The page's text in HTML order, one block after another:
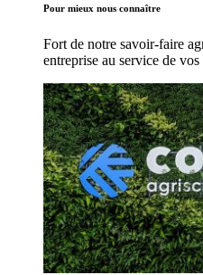
Pour mieux nous connaître
Fort de notre savoir-faire
entreprise au service de